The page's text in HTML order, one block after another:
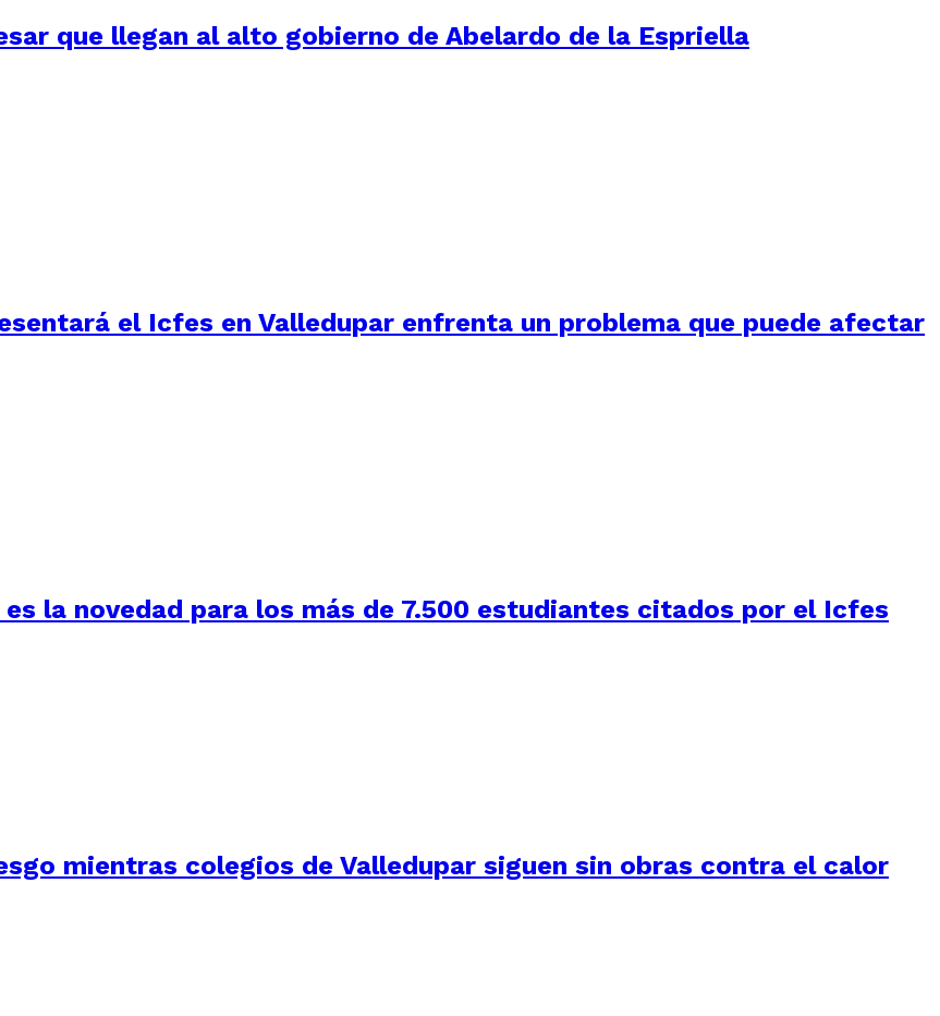
que llegan al alto gobierno de Abelardo de la Espriella
el Icfes en Valledupar enfrenta un problema que puede afectar
es la novedad para los más de 7.500 estudiantes citados por el Icfes
mientras colegios de Valledupar siguen sin obras contra el calor